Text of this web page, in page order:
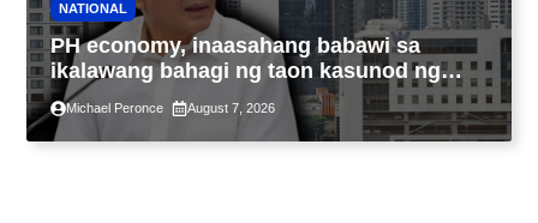
NATIONAL
PH economy, inaasahang babawi sa
ikalawang bahagi ng taon kasunod ng
2.3% GDP dulot ng Middle East war,
pagkaantala ng public construction
Michael Peronce August 7, 2026